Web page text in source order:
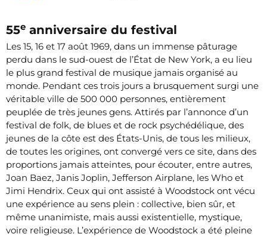
55e anniversaire du festival
Les 15, 16 et 17 août 1969, dans un immense pâturage
perdu dans le sud-ouest de l’État de New York, a eu lieu
le plus grand festival de musique jamais organisé au
monde. Pendant ces trois jours a brusquement surgi une
véritable ville de 500 000 personnes, entièrement
peuplée de très jeunes gens. Attirés par l’annonce d’un
festival de folk, de blues et de rock psychédélique, des
jeunes de la côte est des États-Unis, de tous les milieux,
de toutes les origines, ont convergé vers ce site, dans des
proportions jamais atteintes, pour écouter, entre autres,
Joan Baez, Janis Joplin, Jefferson Airplane, les Who et
Jimi Hendrix. Ceux qui ont assisté à Woodstock ont vécu
une expérience au sens plein : collective, bien sûr, et
même unanimiste, mais aussi existentielle, mystique,
voire religieuse. L’expérience de Woodstock a été pleine